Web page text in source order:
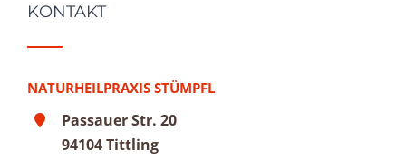
KONTAKT
NATURHEILPRAXIS STÜMPFL
Passauer Str. 20
94104 Tittling